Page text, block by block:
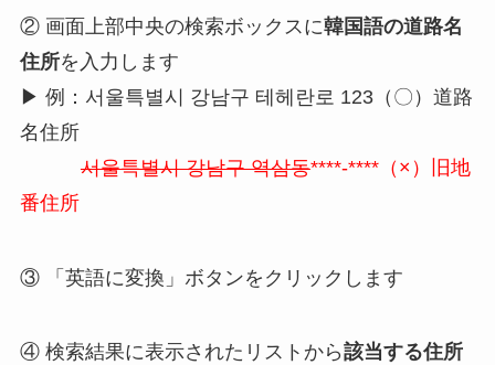
② 画面上部中央の検索ボックスに韓国語の道路名
住所を入力します
▶ 例：서울특별시 강남구 테헤란로 123（〇）道路
名住所
서울특별시 강남구 역삼동****-****（×）旧地
番住所
③ 「英語に変換」ボタンをクリックします
④ 検索結果に表示されたリストから該当する住所